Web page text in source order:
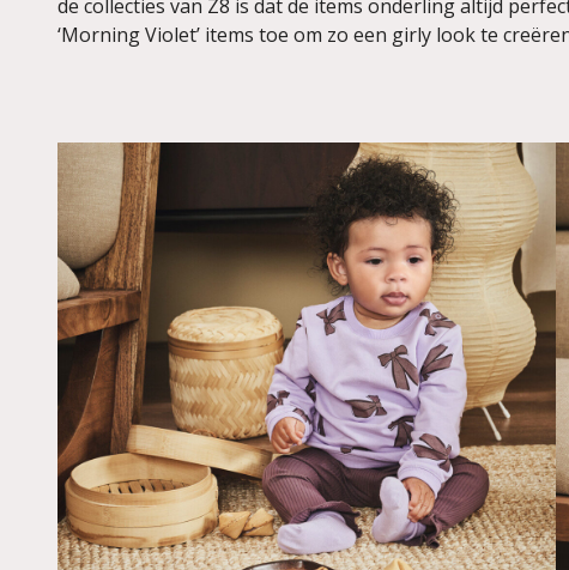
de collecties van Z8 is dat de items onderling altijd
‘Morning Violet’ items toe om zo een girly look te